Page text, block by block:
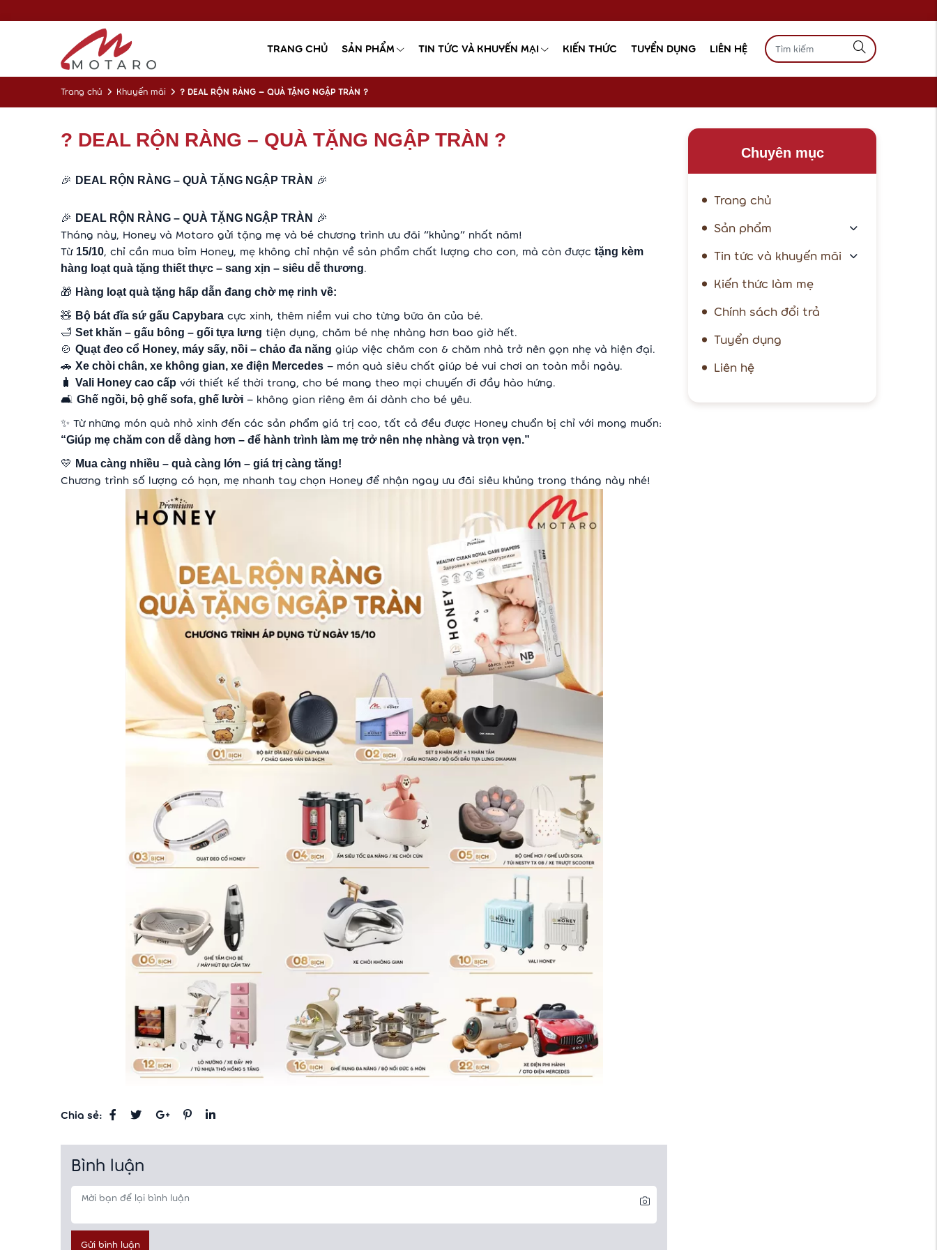
TRANG CHỦ SẢN PHẨM TIN TỨC VÀ KHUYẾN MẠI KIẾN THỨC TUYỂN DỤNG LIÊN HỆ
Trang chủ Khuyến mãi ? DEAL RỘN RÀNG – QUÀ TẶNG NGẬP TRÀN ?
? DEAL RỘN RÀNG – QUÀ TẶNG NGẬP TRÀN ?
🎉 DEAL RỘN RÀNG – QUÀ TẶNG NGẬP TRÀN 🎉
🎉 DEAL RỘN RÀNG – QUÀ TẶNG NGẬP TRÀN 🎉
Tháng này, Honey và Motaro gửi tặng mẹ và bé chương trình ưu đãi “khủng” nhất năm!
Từ 15/10, chỉ cần mua bỉm Honey, mẹ không chỉ nhận về sản phẩm chất lượng cho con, mà còn được tặng kèm
hàng loạt quà tặng thiết thực – sang xịn – siêu dễ thương.
🎁 Hàng loạt quà tặng hấp dẫn đang chờ mẹ rinh về:
🧸 Bộ bát đĩa sứ gấu Capybara cực xinh, thêm niềm vui cho từng bữa ăn của bé.
🛁 Set khăn – gấu bông – gối tựa lưng tiện dụng, chăm bé nhẹ nhàng hơn bao giờ hết.
🍲 Quạt đeo cổ Honey, máy sấy, nồi – chảo đa năng giúp việc chăm con & chăm nhà trở nên gọn nhẹ và hiện đại.
🚗 Xe chòi chân, xe không gian, xe điện Mercedes – món quà siêu chất giúp bé vui chơi an toàn mỗi ngày.
🧳 Vali Honey cao cấp với thiết kế thời trang, cho bé mang theo mọi chuyến đi đầy hào hứng.
🛋️ Ghế ngồi, bộ ghế sofa, ghế lười – không gian riêng êm ái dành cho bé yêu.
✨ Từ những món quà nhỏ xinh đến các sản phẩm giá trị cao, tất cả đều được Honey chuẩn bị chỉ với mong muốn:
“Giúp mẹ chăm con dễ dàng hơn – để hành trình làm mẹ trở nên nhẹ nhàng và trọn vẹn.”
💛 Mua càng nhiều – quà càng lớn – giá trị càng tăng!
Chương trình số lượng có hạn, mẹ nhanh tay chọn Honey để nhận ngay ưu đãi siêu khủng trong tháng này nhé!
Chia sẻ:
Bình luận
Gửi bình luận
Chuyên mục
Trang chủ
Sản phẩm
Tin tức và khuyến mãi
Kiến thức làm mẹ
Chính sách đổi trả
Tuyển dụng
Liên hệ